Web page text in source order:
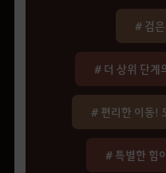
# 검
# 더 상위 단계
# 편리한 이동!
# 특별한 힘